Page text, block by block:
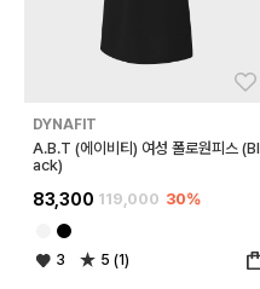
DYNAFIT
A.B.T (에이비티) 여성 폴로원피스 (Bl
ack)
83,300 119,000 30%
3 5 (1)